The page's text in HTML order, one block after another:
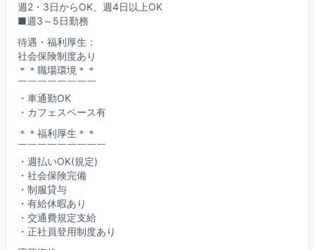
週2・3日からOK、週4日以上OK
■週3～5日勤務
待遇・福利厚生：
社会保険制度あり
＊＊職場環境＊＊
￣￣￣￣￣￣￣￣
・車通勤OK
・カフェスペース有
＊＊福利厚生＊＊
￣￣￣￣￣￣￣￣￣
・週払いOK(規定)
・社会保険完備
・制服貸与
・有給休暇あり
・交通費規定支給
・正社員登用制度あり